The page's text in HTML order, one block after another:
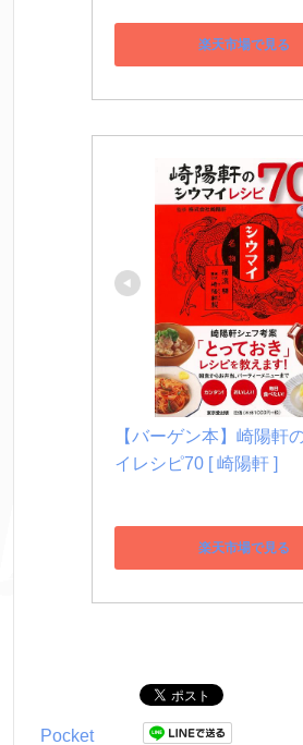
楽天市場で見る
【バーゲン本】崎陽軒
イレシピ70 [ 崎陽軒 ]
楽天市場で見る
Pocket